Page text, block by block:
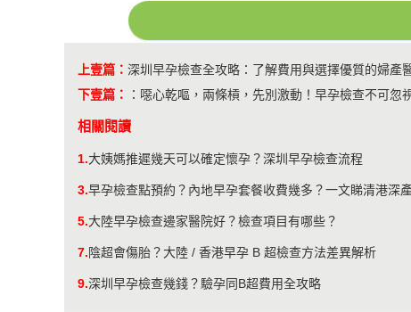
上壹篇： 深圳早孕檢查全攻略：了解費用與選擇優質的婦產
下壹篇：
： 噁心乾嘔，兩條槓，先別激動！早孕檢查不可忽
相關閱讀
1.大姨媽推遲幾天可以確定懷孕？深圳早孕檢查流程
3.早孕檢查點預約？內地早孕套餐收費幾多？一文睇清港深
5.大陸早孕檢查邊家醫院好？檢查項目有哪些？
7.陰超會傷胎？大陸 / 香港早孕 B 超檢查方法差異解析
9.深圳早孕檢查幾錢？驗孕同B超費用全攻略